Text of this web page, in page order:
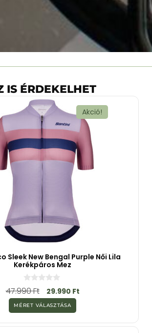
IS ÉRDEKELHET
Akció!
Sleek New Bengal Purple Női Lila
Kerékpáros Mez
0
a
5
-
b
ő
47.990Ft 29.990 Ft
MÉRET VÁLASZTÁSA